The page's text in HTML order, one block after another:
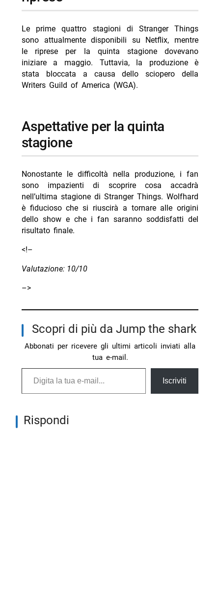
Le prime quattro stagioni di Stranger Things
sono attualmente disponibili su Netflix, mentre
le riprese per la quinta stagione dovevano
iniziare a maggio. Tuttavia, la produzione è
stata bloccata a causa dello sciopero della
Writers Guild of America (WGA).
Aspettative per la quinta
stagione
Nonostante le difficoltà nella produzione, i fan
sono impazienti di scoprire cosa accadrà
nell’ultima stagione di Stranger Things. Wolfhard
è fiducioso che si riuscirà a tornare alle origini
dello show e che i fan saranno soddisfatti del
risultato finale.
<!–
Valutazione: 10/10
–>
Scopri di più da Jump the shark
Abbonati per ricevere gli ultimi articoli inviati alla
tua e-mail.
Digita la tua e-mail...
Iscriviti
Rispondi